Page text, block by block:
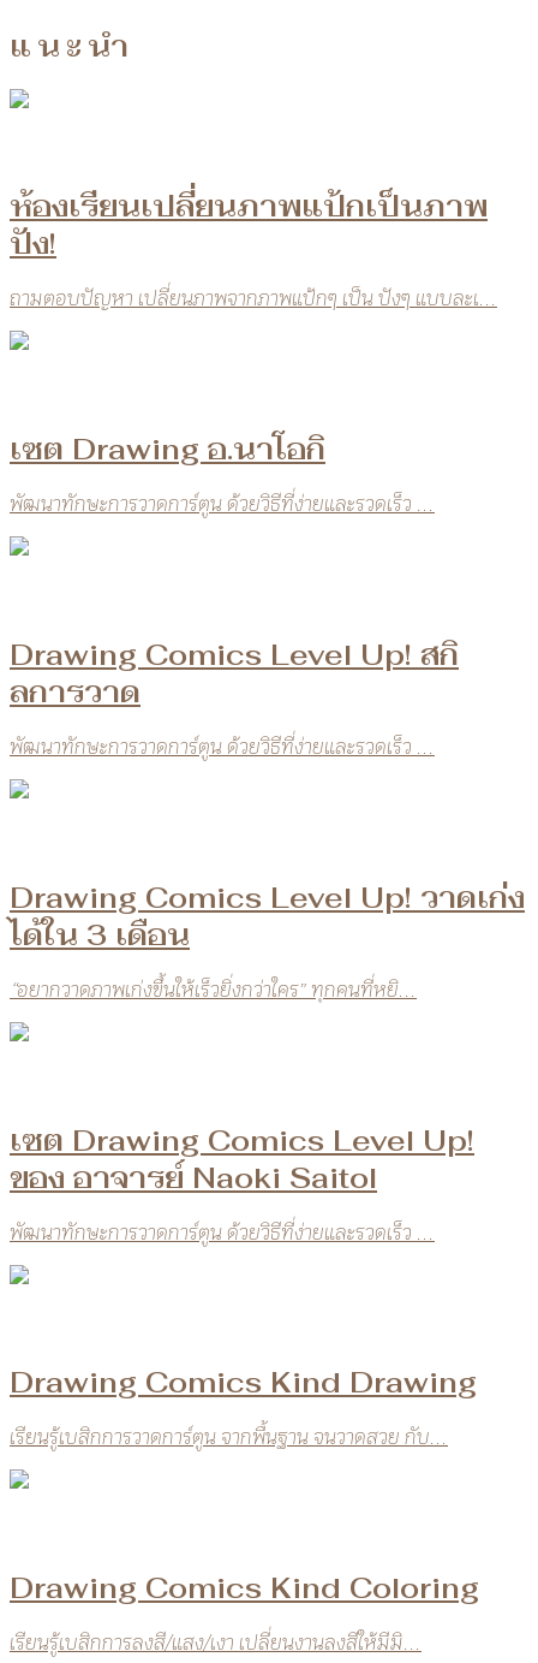
แนะนำ
ห้องเรียนเปลี่ยนภาพแป้กเป็นภาพ
ปัง!
ถามตอบปัญหา เปลี่ยนภาพจากภาพแป้กๆ เป็น ปังๆ แบบละเ...
เซต Drawing อ.นาโอกิ
พัฒนาทักษะการวาดการ์ตูน ด้วยวิธีที่ง่ายและรวดเร็ว ...
Drawing Comics Level Up! สกิ
ลการวาด
พัฒนาทักษะการวาดการ์ตูน ด้วยวิธีที่ง่ายและรวดเร็ว ...
Drawing Comics Level Up! วาดเก่ง
ได้ใน 3 เดือน
“อยากวาดภาพเก่งขึ้นให้เร็วยิ่งกว่าใคร” ทุกคนที่หยิ...
เซต Drawing Comics Level Up!
ของ อาจารย์ Naoki Saitol
พัฒนาทักษะการวาดการ์ตูน ด้วยวิธีที่ง่ายและรวดเร็ว ...
Drawing Comics Kind Drawing
เรียนรู้เบสิกการวาดการ์ตูน จากพื้นฐาน จนวาดสวย กับ...
Drawing Comics Kind Coloring
เรียนรู้เบสิกการลงสี/แสง/เงา เปลี่ยนงานลงสีให้มีมิ...